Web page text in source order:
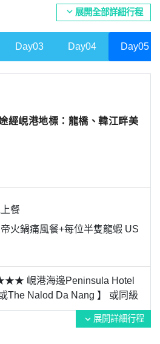
expand_more 展開全部詳細行程
Day03 Day04 Day05
經峴港地標：龍橋、韓江畔美
餐
帝火鍋痛風餐+每位半隻龍蝦 US
峴港海邊Peninsula Hotel
The Nalod Da Nang 】 或同級
expand_more 展開詳細行程